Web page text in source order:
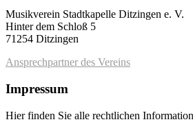
Musikverein Stadtkapelle Ditzingen e. V.
Hinter dem Schloß 5
71254 Ditzingen
Ansprechpartner des Vereins
Impressum
Hier finden Sie alle rechtlichen